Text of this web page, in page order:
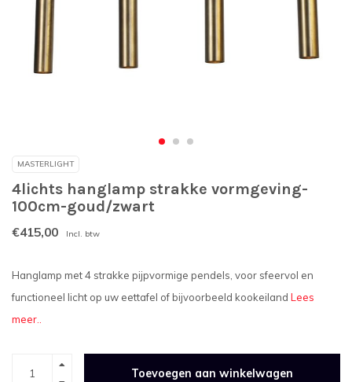
MASTERLIGHT
4lichts hanglamp strakke vormgeving-
100cm-goud/zwart
€415,00 Incl. btw
Hanglamp met 4 strakke pijpvormige pendels, voor sfeervol en
functioneel licht op uw eettafel of bijvoorbeeld kookeiland Lees
meer..
Toevoegen aan winkelwagen